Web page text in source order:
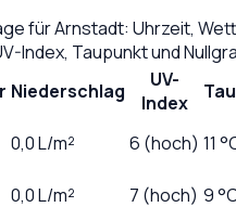
fürArnstadt: Uhrzeit,
Index, Taupunkt und
Niederschlag
UV-
Index
0,0L/m² 6 (hoch) 11
0,0L/m² 7 (hoch) 9